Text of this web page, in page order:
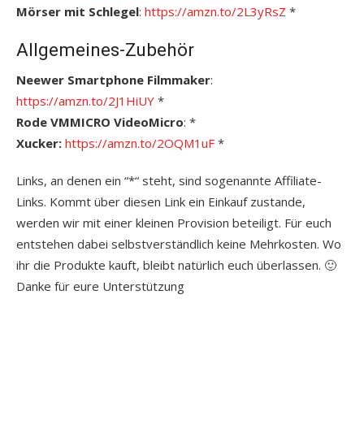
Mörser mit Schlegel: https://amzn.to/2L3yRsZ *
Allgemeines-Zubehör
Neewer Smartphone Filmmaker:
https://amzn.to/2J1HiUY *
Rode VMMICRO VideoMicro: *
Xucker: https://amzn.to/2OQM1uF *
Links, an denen ein “*“ steht, sind sogenannte Affiliate-
Links. Kommt über diesen Link ein Einkauf zustande,
werden wir mit einer kleinen Provision beteiligt. Für euch
entstehen dabei selbstverständlich keine Mehrkosten. Wo
ihr die Produkte kauft, bleibt natürlich euch überlassen. 🙂
Danke für eure Unterstützung